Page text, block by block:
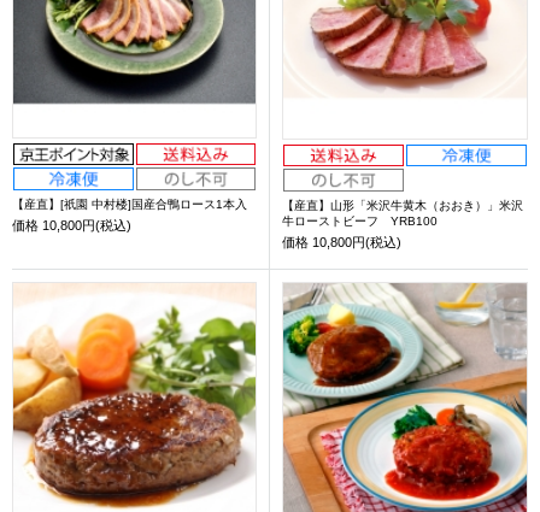
【産直】[祇園 中村楼]国産合鴨ロース1本入
価格 10,800円(税込)
【産直】山形「米沢牛黄木（おおき）」米沢
牛ローストビーフ YRB100
価格 10,800円(税込)